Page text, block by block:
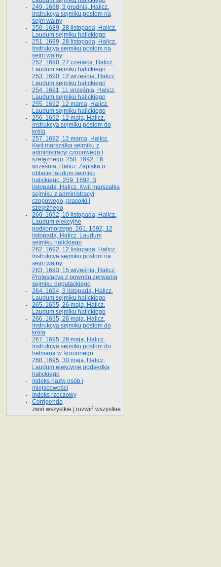
249. 1688, 3 grudnia, Halicz.
Instrukcya sejmiku posłom na
sejm walny
250. 1689, 28 listopada, Halicz.
Laudum sejmiku halickiego
251. 1689, 28 listopada, Halicz.
Instrukcya sejmiku posłom na
sejm walny
252. 1690, 27 czerwca, Halicz.
Laudum sejmiku halickiego
253. 1690, 12 września, Halicz.
Laudum sejmiku halickiego
254. 1691, 11 września, Halicz.
Laudum sejmiku halickiego
255. 1692, 12 marca, Halicz.
Laudum sejmiku halickiego
256. 1692, 12 maja, Halicz.
Instrukcya sejmiku posłom do
króla
257. 1692, 12 marca, Halicz.
Kwit marszałka sejmiku z
administracyi czopowego i
szelężnego. 258. 1692, 16
września, Halicz. Zapiska o
oblacie laudum sejmiku
halickiego. 259. 1692, 3
listopada, Halicz. Kwit marszałka
sejmiku z administracyi
czopowego, prasołki i
szelężnego
260. 1692, 10 listopada, Halicz.
Laudum elekcyjne
podkomorzego. 261. 1692, 12
listopada, Halicz. Laudum
sejmiku halickiego
262. 1692, 12 listopada, Halicz.
Instrukcya sejmiku posłom na
sejm walny
263. 1693, 15 września, Halicz.
Protestacya z powodu zerwania
sejmiku deputackiego
264. 1694, 3 listopada, Halicz.
Laudum sejmiku halickiego
265. 1695, 26 maja, Halicz.
Laudum sejmiku halickiego
266. 1695, 26 maja, Halicz.
Instrukcya sejmiku posłom do
króla
267. 1695, 28 maja, Halicz.
Instrukcya sejmiku posłom do
hetmana w. koronnego
268. 1695, 30 maja, Halicz.
Laudum elekcyjne podsędka
halickiego
Indeks nazw osób i
miejscowości
Indeks rzeczowy
Corrigenda
zwiń wszystkie
rozwiń wszystkie